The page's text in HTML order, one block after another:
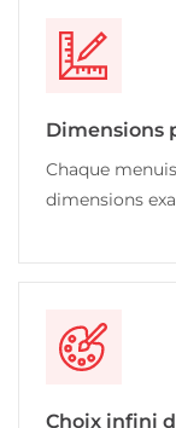
Dimensions
Chaque
dimensions